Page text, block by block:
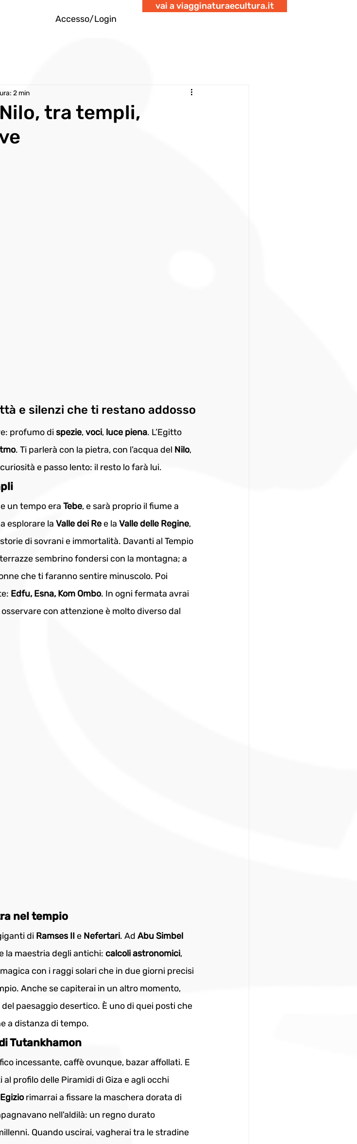
Accesso/Login
vai a viagginaturaecultura.it
tra templi,
2 min
e silenzi che ti restano addosso
profumo di spezie, voci, luce piena. L’Egitto
. Ti parlerà con la pietra, con l’acqua del Nilo,
e passo lento: il resto lo farà lui.
un tempo era Tebe, e sarà proprio il fiume a
esplorare la Valle dei Re e la Valle delle Regine,
di sovrani e immortalità. Davanti al Tempio
sembrino fondersi con la montagna; a
che ti faranno sentire minuscolo. Poi
Edfu, Esna, Kom Ombo. In ogni fermata avrai
con attenzione è molto diverso dal
nel tempio
di Ramses II e Nefertari. Ad Abu Simbel
la maestria degli antichi: calcoli astronomici,
con i raggi solari che in due giorni precisi
Anche se capiterai in un altro momento,
paesaggio desertico. È uno di quei posti che
a distanza di tempo.
Tutankhamon
incessante, caffè ovunque, bazar affollati. E
profilo delle Piramidi di Giza e agli occhi
rimarrai a fissare la maschera dorata di
nell'aldilà: un regno durato
Quando uscirai, vagherai tra le stradine